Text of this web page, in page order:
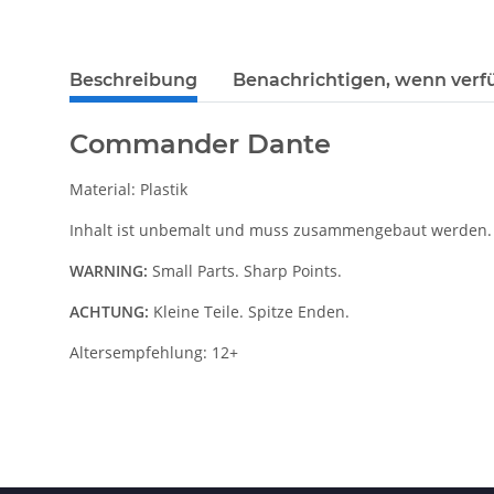
weitere Registerkarten anzeigen
Beschreibung Benachrichtigen, wenn
Commander Dante
Material: Plastik
Inhalt ist unbemalt und muss zusammengebaut werden.
WARNING: Small Parts. Sharp Points.
ACHTUNG: Kleine Teile. Spitze Enden.
Altersempfehlung: 12+